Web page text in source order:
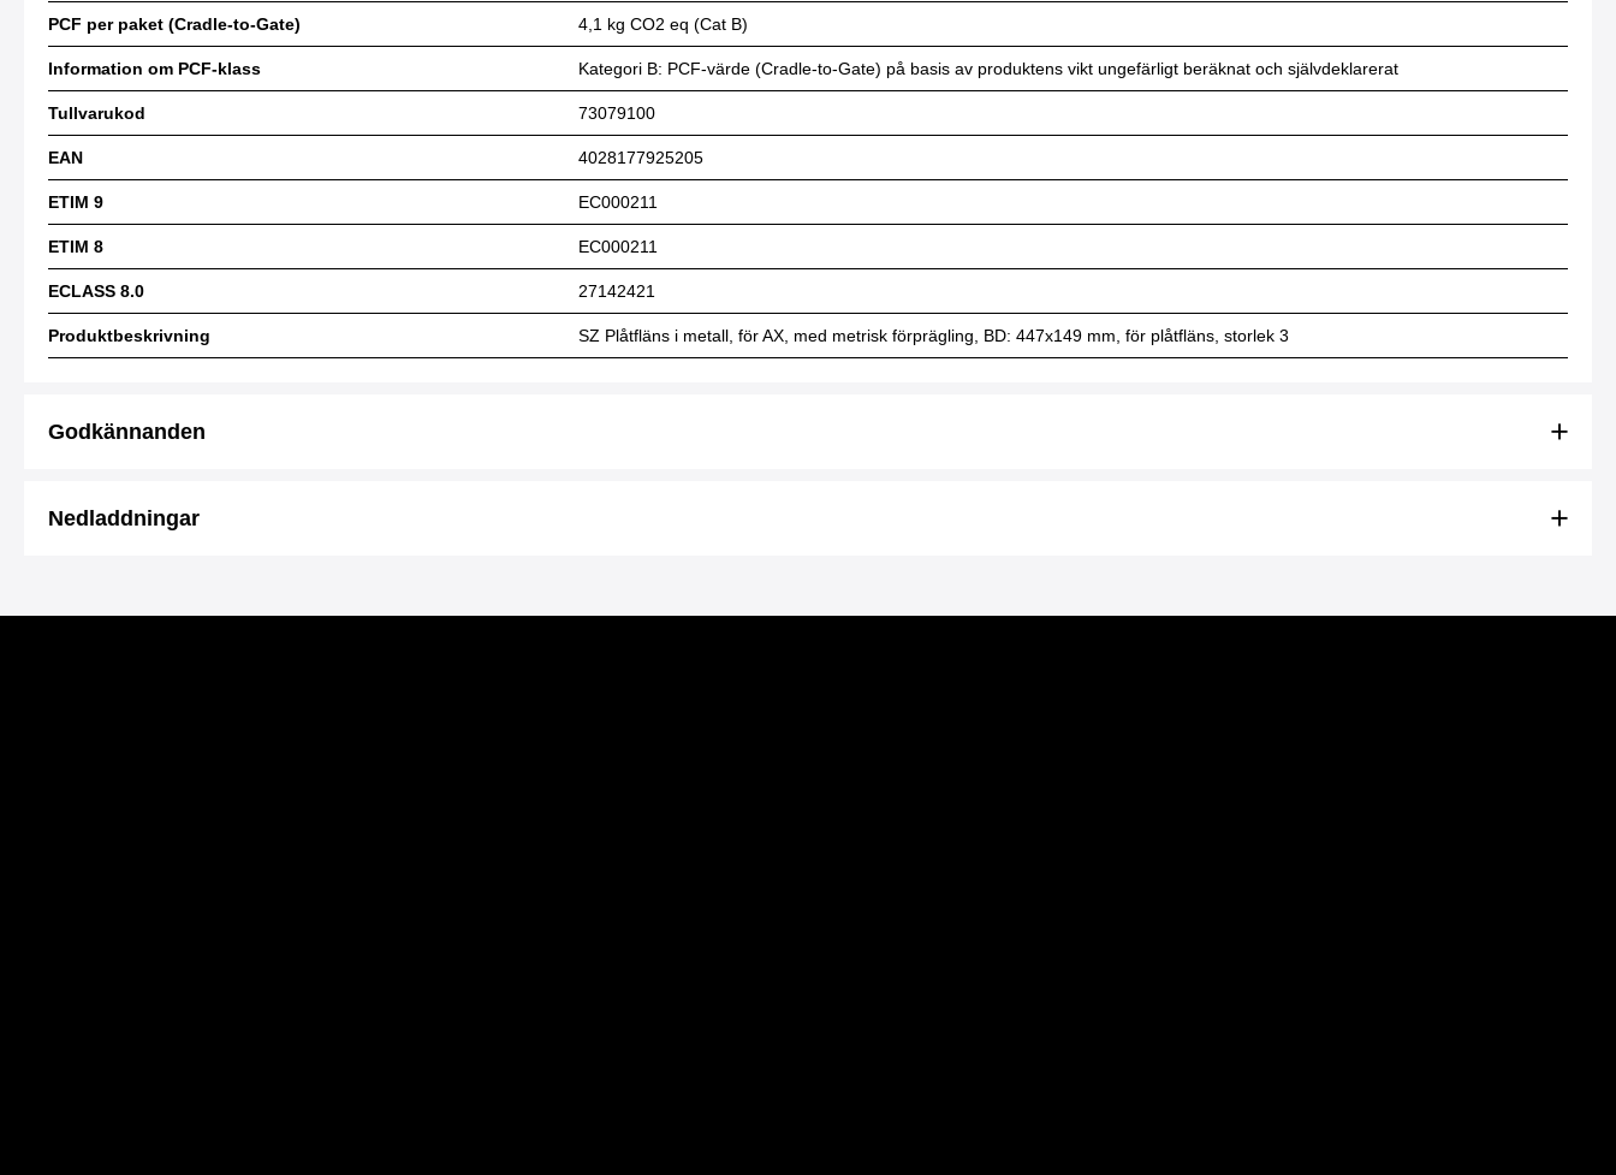
PCF per paket (Cradle-to-Gate) 4,1 kg CO2 eq (Cat B)
Information om PCF-klass Kategori B: PCF-värde (Cradle-to-Gate) på basis av produktens vikt ungefärligt beräknat och självdeklarerat
Tullvarukod 73079100
EAN 4028177925205
ETIM 9 EC000211
ETIM 8 EC000211
ECLASS 8.0 27142421
Produktbeskrivning SZ Plåtfläns i metall, för AX, med metrisk förprägling, BD: 447x149 mm, för plåtfläns, storlek 3
Godkännanden
Nedladdningar